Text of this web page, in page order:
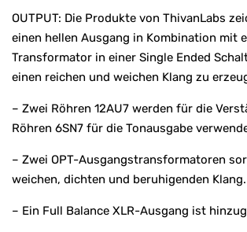
OUTPUT: Die Produkte von ThivanLabs
einen hellen Ausgang in Kombination mit
Transformator in einer Single Ended
einen reichen und weichen Klang zu
– Zwei Röhren 12AU7 werden für die
Röhren 6SN7 für die Tonausgabe
– Zwei OPT-Ausgangstransformatoren
weichen, dichten und beruhigenden Klang.
– Ein Full Balance XLR-Ausgang ist